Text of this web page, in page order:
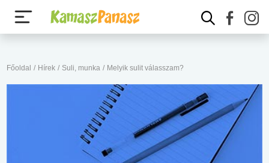
Főoldal / Hírek / Suli, munka / Melyik sulit válasszam?